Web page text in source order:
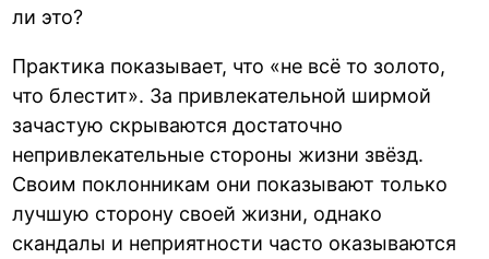
ли это?
Практика показывает, что «не всё то золото,
что блестит». За привлекательной ширмой
зачастую скрываются достаточно
непривлекательные стороны жизни звёзд.
Своим поклонникам они показывают только
лучшую сторону своей жизни, однако
скандалы и неприятности часто оказываются